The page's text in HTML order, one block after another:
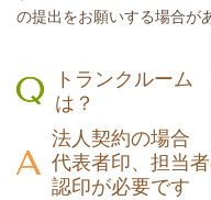
の提出をお願いする場合が
トランクルーム
は？
法人契約の場合
代表者印、担当
認印が必要です